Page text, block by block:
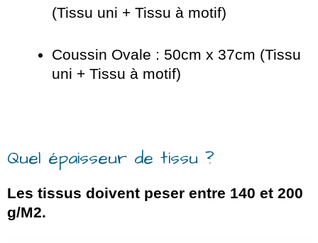
(Tissu uni + Tissu à motif)
Coussin Ovale : 50cm x 37cm (Tissu
uni + Tissu à motif)
Quel épaisseur de tissu ?
Les tissus doivent peser entre 140 et 200
g/M2.